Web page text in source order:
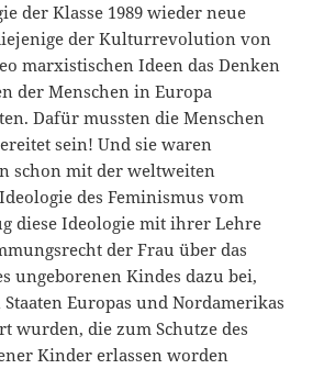
der Klasse 1989 wieder neue
der Kulturrevolution von
marxistischen Ideen das Denken
der Menschen in Europa
Dafür mussten die Menschen
sein! Und sie waren
schon mit der weltweiten
des Feminismus vom
diese Ideologie mit ihrer Lehre
der Frau über das
ungeborenen Kindes dazu bei,
Europas und Nordamerikas
wurden, die zum Schutze des
Kinder erlassen worden